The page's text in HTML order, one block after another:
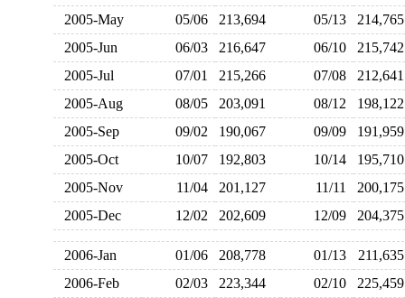
2005-May
05/06 213,694 05/13
2005-Jun
06/03 216,647 06/10
2005-Jul
07/01 215,266 07/08
2005-Aug
08/05 203,091 08/12
2005-Sep
09/02 190,067 09/09
2005-Oct
10/07 192,803 10/14
2005-Nov
11/04 201,127 11/11
2005-Dec
12/02 202,609 12/09
2006-Jan 01/06 208,778 01/13
2006-Feb
02/03 223,344 02/10